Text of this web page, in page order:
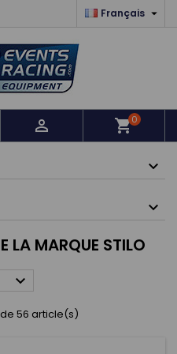
Français 
 shopping_cart0
LA MARQUE STILO

56 article(s)